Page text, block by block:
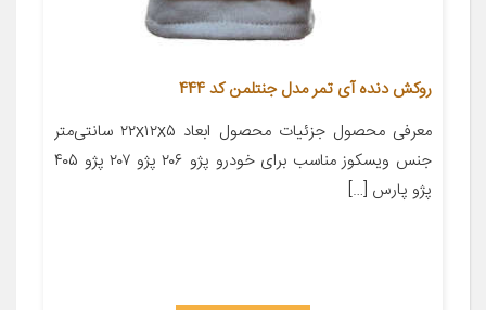
روکش دنده آی تمر مدل جنتلمن کد 444
معرفی محصول جزئیات محصول ابعاد ۲۲x۱۲x۵ سانتی‌متر
جنس ویسکوز مناسب برای خودرو پژو ۲۰۶ پژو ۲۰۷ پژو ۴۰۵
پژو پارس […]